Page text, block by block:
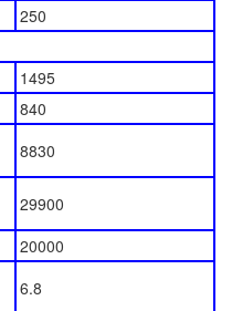
250
1495
840
8830
29900
20000
6.8